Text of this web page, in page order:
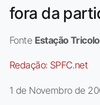
fora da
Fonte Estação
Redação: SPFC.net
1 de Novembro de